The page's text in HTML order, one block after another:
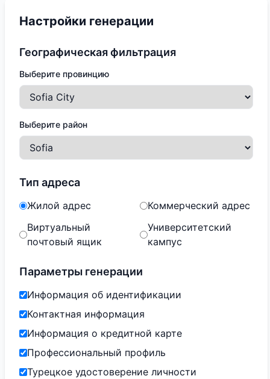
Настройки генерации
Географическая фильтрация
Выберите провинцию
Выберите район
Тип адреса
Жилой адрес
Коммерческий адрес
Виртуальный
почтовый ящик
Университетский
кампус
Параметры генерации
Информация об идентификации
Контактная информация
Информация о кредитной карте
Профессиональный профиль
Турецкое удостоверение личности